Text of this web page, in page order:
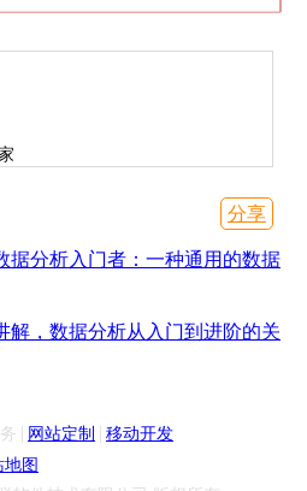
分享
据分析入门者：一种通用的数据
解，数据分析从入门到进阶的关
| 网站定制 | 移动开发
地图